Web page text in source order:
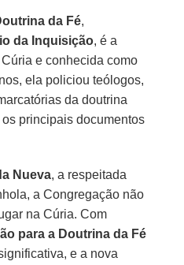
da Fé,
da Inquisição, é a
e conhecida como
ela policiou teólogos,
da doutrina
principais documentos
Nueva, a respeitada
a Congregação não
na Cúria. Com
para a Doutrina da Fé
e a nova